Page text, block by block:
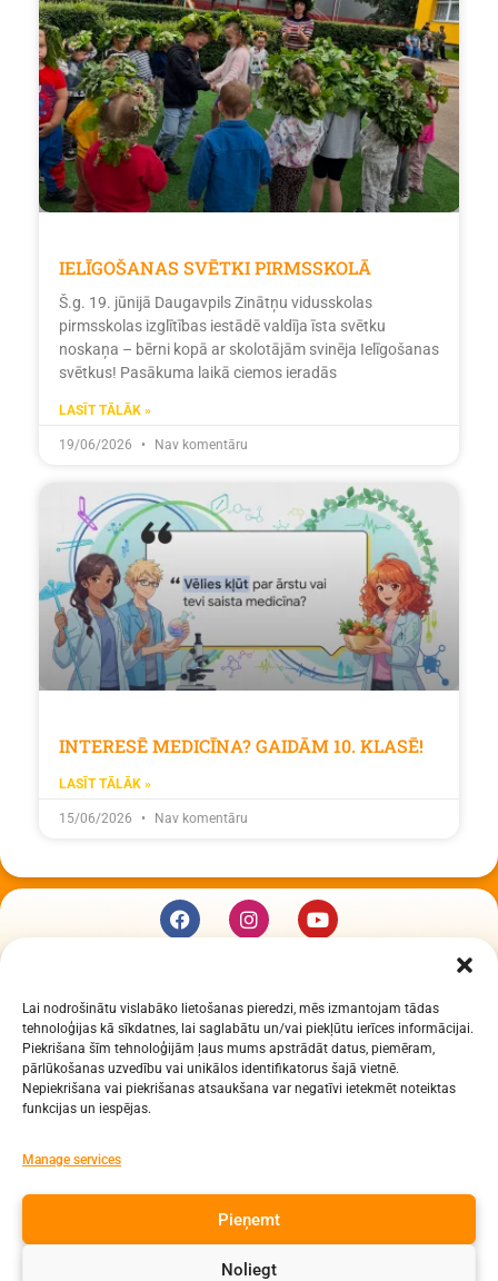
Lai nodrošinātu vislabāko lietošanas pieredzi, mēs izmantojam tādas
tehnoloģijas kā sīkdatnes, lai saglabātu un/vai piekļūtu ierīces informācijai.
Piekrišana šīm tehnoloģijām ļaus mums apstrādāt datus, piemēram,
pārlūkošanas uzvedību vai unikālos identifikatorus šajā vietnē.
Nepiekrišana vai piekrišanas atsaukšana var negatīvi ietekmēt noteiktas
funkcijas un iespējas.
Manage services
Pieņemt
Noliegt
IELĪGOŠANAS SVĒTKI PIRMSSKOLĀ
Š.g. 19. jūnijā Daugavpils Zinātņu vidusskolas
pirmsskolas izglītības iestādē valdīja īsta svētku
noskaņa – bērni kopā ar skolotājām svinēja Ielīgošanas
svētkus! Pasākuma laikā ciemos ieradās
LASĪT TĀLĀK »
19/06/2026 Nav komentāru
INTERESĒ MEDICĪNA? GAIDĀM 10. KLASĒ!
LASĪT TĀLĀK »
15/06/2026 Nav komentāru
Daugavpils Zinātņu vidusskola
Raiņa iela 30, Daugavpils, LV-5401
Reģ. Nr. 2713903513 (IZM)
Daugavpils valstspilsētas pašvaldība 90000077325
tālr. Direktors: 65423030,
Lietvedis: 65421923